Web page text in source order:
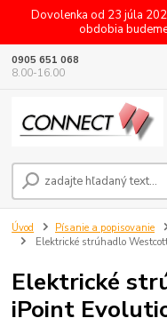
Dovolenka od 23 júla
obdobia
0905 651 068
8.00-16.00
Úvod Písanie a popisovanie
Elektrické strúhadlo
Elektrické
iPoint